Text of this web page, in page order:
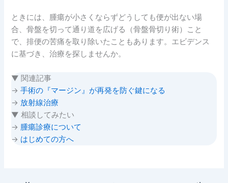
ときには、腫瘍が小さくならずどうしても便が出ない場
合、骨盤を切って通り道を広げる（骨盤骨切り術）こと
で、排便の苦痛を取り除いたこともあります。エビデンス
に基づき、治療を探しませんか。
▼ 関連記事
→手術の『マージン』が再発を防ぐ鍵になる
→ 放射線治療
▼ 相談してみたい
→ 腫瘍診療について
→ はじめての方へ